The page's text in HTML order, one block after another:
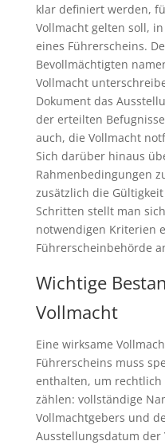
klar definiert werden,
Vollmacht gelten soll,
eines Führerscheins.
Bevollmächtigten
Vollmacht
Dokument das
der erteilten
auch, die Vollmacht
Sich darüber hinaus
Rahmenbedingungen
zusätzlich die
Schritten stellt man
notwendigen Kriterien
Führerscheinbehörde
Wichtige
Vollmacht
Eine wirksame
Führerscheins muss
enthalten, um rechtlich
zählen: vollständige
Vollmachtgebers und
Ausstellungsdatum der